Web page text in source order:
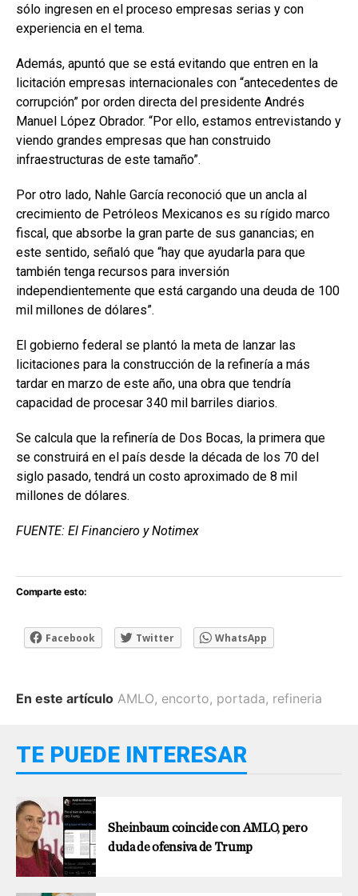
sólo ingresen en el proceso empresas serias y con
experiencia en el tema.
Además, apuntó que se está evitando que entren en la
licitación empresas internacionales con “antecedentes de
corrupción” por orden directa del presidente Andrés
Manuel López Obrador. “Por ello, estamos entrevistando y
viendo grandes empresas que han construido
infraestructuras de este tamaño”.
Por otro lado, Nahle García reconoció que un ancla al
crecimiento de Petróleos Mexicanos es su rígido marco
fiscal, que absorbe la gran parte de sus ganancias; en
este sentido, señaló que “hay que ayudarla para que
también tenga recursos para inversión
independientemente que está cargando una deuda de 100
mil millones de dólares”.
El gobierno federal se plantó la meta de lanzar las
licitaciones para la construcción de la refinería a más
tardar en marzo de este año, una obra que tendría
capacidad de procesar 340 mil barriles diarios.
Se calcula que la refinería de Dos Bocas, la primera que
se construirá en el país desde la década de los 70 del
siglo pasado, tendrá un costo aproximado de 8 mil
millones de dólares.
FUENTE: El Financiero y Notimex
Comparte esto:
Facebook Twitter WhatsApp
En este artículo AMLO, encorto, portada, refineria
TE PUEDE INTERESAR
Sheinbaum coincide con AMLO, pero
duda de ofensiva de Trump